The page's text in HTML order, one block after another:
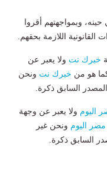
وبمواجهتهم أقروا
القانونية اللازمة بحقهم.
خبرك نت ولا يعبر عن
هو من خبرك نت ونحن
السابق ذكرة.
اليوم ولا يعبر عن وجهة
مصر اليوم ونحن غير
السابق ذكرة.